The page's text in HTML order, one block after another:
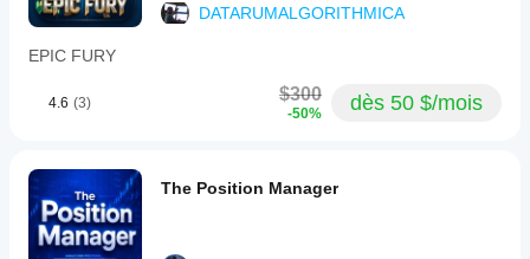
DATARUMALGORITHMICA
EPIC FURY
4.6 (3) $300
-50% dès 50 $/mois
The Position Manager